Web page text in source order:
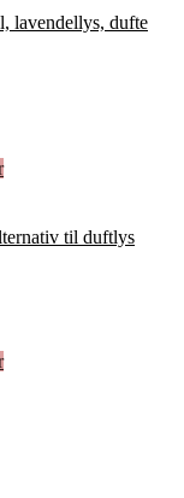
Dette
flere
varesiden
Dette